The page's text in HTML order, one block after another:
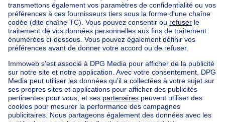
Nos maisons hors de la Belgique
Maison à vendre France
Maison à vendre Espagne
Maison à vendre Italie
Maison à vendre Luxembourg
Maison à vendre Pays-bas
Nos biens pas chèrsMaison à vendre pas cher
Appartements à louer pas cher
Nos biens à louer avec chambres
Appartement à vendre avec 3 chambres
Maison à vendre avec 3 chambres
Appartement à louer avec 3 chambres